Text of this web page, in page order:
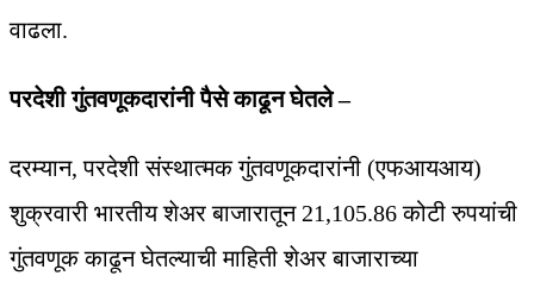
वाढला.
परदेशी गुंतवणूकदारांनी पैसे काढून घेतले –
दरम्यान, परदेशी संस्थात्मक गुंतवणूकदारांनी (एफआयआय)
शुक्रवारी भारतीय शेअर बाजारातून 21,105.86 कोटी रुपयांची
गुंतवणूक काढून घेतल्याची माहिती शेअर बाजाराच्या